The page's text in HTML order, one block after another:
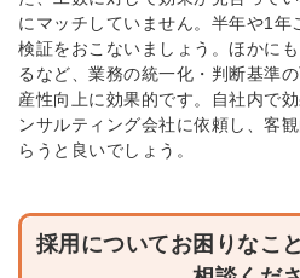
にマッチしていません。半年や1年
検証をおこないましょう。ほかに
るなど、業務の統一化・判断基準
産性向上に効果的です。自社内で
ンサルティング会社に依頼し、客
らうと良いでしょう。
採用についてお困りなこ